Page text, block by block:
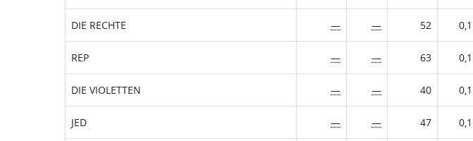
DIE RECHTE — — 52 0,1
REP — — 63 0,1
DIE VIOLETTEN — — 40 0,1
JED — — 47 0,1